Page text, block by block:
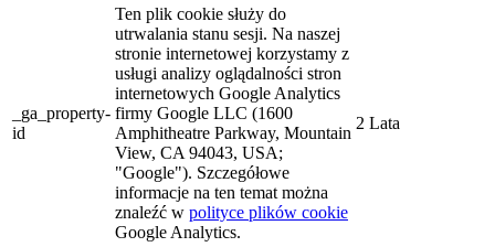
_ga_property-
id
Ten plik cookie służy do
utrwalania stanu sesji. Na naszej
stronie internetowej korzystamy z
usługi analizy oglądalności stron
internetowych Google Analytics
firmy Google LLC (1600
Amphitheatre Parkway, Mountain
View, CA 94043, USA;
"Google"). Szczegółowe
informacje na ten temat można
znaleźć w polityce plików cookie
Google Analytics.
2 Lata